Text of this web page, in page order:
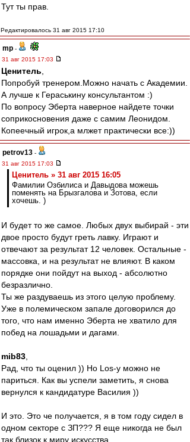
Тут ты прав.
Редактировалось 31 авг 2015 17:10
mp -
31 авг 2015 17:03
Ценитель
Попробуй тренером.Можно начать с Академии.
А лучше к Гераськину консультантом :)
По вопросу Эберта наверное найдете точки
соприкосновения даже с самим Леонидом.
Копеечный игрок,а млжет практически все:))
petrov13 -
31 авг 2015 17:03
Ценитель » 31 авг 2015 16:05
Фамилии Озбилиса и Давыдова можешь
поменять на Брызгалова и Зотова, если
хочешь. )
И будет то же самое. Любых двух выбирай - эти
двое просто будут греть лавку. Играют и
отвечают за результат 12 человек. Остальные -
массовка, и на результат не влияют. В каком
порядке они пойдут на выход - абсолютно
безразлично.
Ты же раздуваешь из этого целую проблему.
Уже в полемическом запале договорился до
того, что нам именно Эберта не хватило для
побед на лошадьми и дагами.
mib83
Рад, что ты оценил )) Но Los-у можно не
париться. Как вы успели заметить, я снова
вернулся к кандидатуре Василия ))
И это. Это че получается, я в том году сидел в
одном секторе с ЗП??? Я еще никогда не был
так близок к миру искусства...